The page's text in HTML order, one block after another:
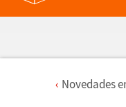
Novedades